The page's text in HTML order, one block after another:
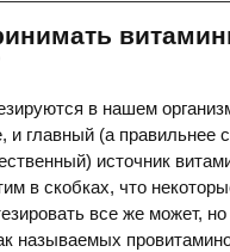
в нашем
и главный (а правильнее
источник
в скобках, что
все же может, но
называемых